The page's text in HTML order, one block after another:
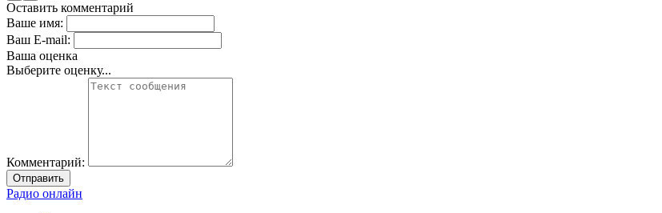
Оставить комментарий
Ваше имя:
Ваш E-mail:
Ваша оценка
Выберите оценку...
Комментарий:
Отправить
Радио онлайн